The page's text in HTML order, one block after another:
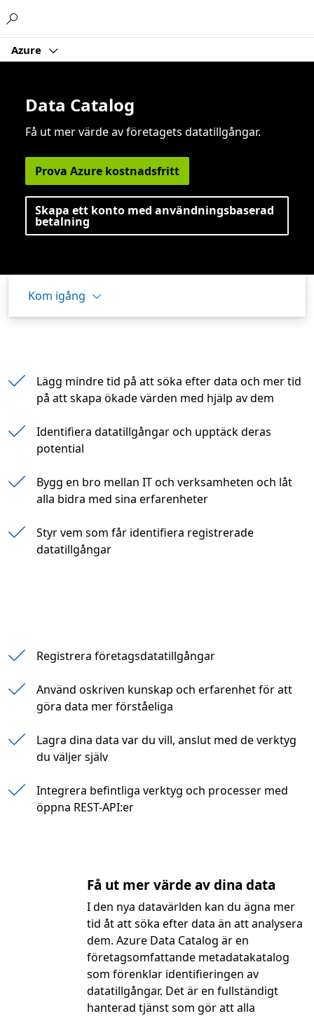
Azure
Data Catalog
Få ut mer värde av företagets datatillgångar.
Prova Azure kostnadsfritt
Skapa ett konto med användningsbaserad
betalning
Kom igång
Lägg mindre tid på att söka efter data och
Lägg mindre tid på att söka efter data och mer tid
på att skapa ökade värden med hjälp av dem
Identifiera datatillgångar och upptäck deras
potential
Bygg en bro mellan IT och verksamheten och låt
alla bidra med sina erfarenheter
Styr vem som får identifiera registrerade
datatillgångar
Skapa och hantera fullständiga lösningar i
Registrera företagsdatatillgångar
Utveckla lösningar för Azure-tjänstkatalogen
Använd oskriven kunskap och erfarenhet för att
göra data mer förståeliga
Lagra dina data var du vill, anslut med de verktyg
du väljer själv
Integrera befintliga verktyg och processer med
öppna REST-API:er
Få ut mer värde av dina data
I den nya datavärlden kan du ägna mer
tid åt att söka efter data än att analysera
dem. Azure Data Catalog är en
företagsomfattande metadatakatalog
som förenklar identifieringen av
datatillgångar. Det är en fullständigt
hanterad tjänst som gör att alla